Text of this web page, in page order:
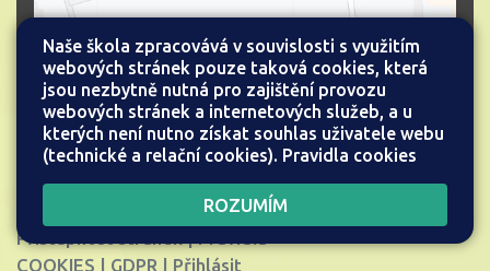
Všechna práva vyhrazena.
Mapa stránek
Přístupnost stránek
COOKIES
GDPR Přihlásit
Web školy
Naše škola zpracovává v souvislosti s využitím
webových stránek pouze taková cookies, která
jsou nezbytně nutná pro zajištění provozu
webových stránek a internetových služeb, a u
kterých není nutno získat souhlas uživatele webu
(technické a relační cookies). Pravidla cookies
ROZUMÍM